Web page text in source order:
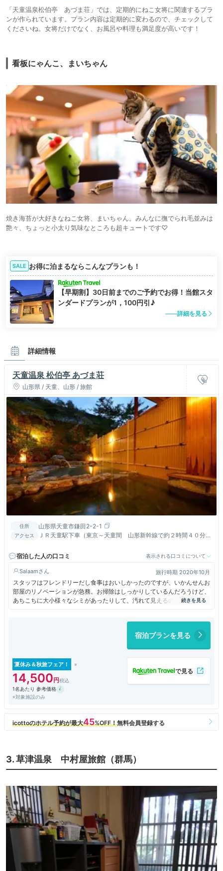
「天童温泉松伯亭 あづま荘」では、定期的にねこ女将に関連するプラ
ンが作られています。プラン内容は定期的に変わるので、チェックして
くださいね。女将だけでなく、お風呂や料理も満足度が高いです！
看板にゃんこ、まいちゃん
焼き海苔が大好きなねこ女将、まいちゃん。みんなに撫でられ毛並みは
艶々、ちょっと小太り気味なところも超キュートです♡
SALE お得に泊まるならこんなプランも！
【早期割】30日前までのご予約でお得！当館スタ
ンダードプランが1，100円引♪
詳細を見る
詳細情報
天童温泉 松伯亭 あづま荘
山形県 / 天童、山形 / 旅館
住所 山形県天童市鎌田2-2-1
アクセス
ＪＲ天童駅下車（東京～天童間 山形新幹線で約２時間４０分）
宿泊した人の口コミ
表示される口コミについて
Salaam 旅行時期 2020年10月
スタッフはフレンドリーだし食事はおいしかったのですが、いかんせんお
部屋のリノベーションが急務。お掃除はしっかりしているんだろうけど、
あちこちに大小様々なシミがあったりして、汚れて見えるのが勿体ない。
そしてガーメントブラシは以前宿泊されていた方々の髪の毛がごっそり絡
上記の問題点さえクリアすれば良いお宿だとは思います。
宿泊プランを見る
夏休み＆秋旅フェア！
14,500
1名あたり 参考価格
※対象施設のみ
3. 草津温泉 中村屋旅館（群馬）